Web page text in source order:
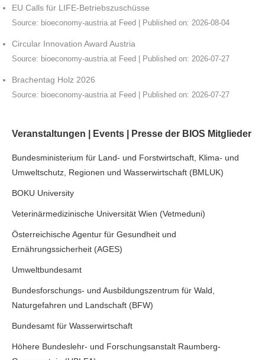
EU Calls für LIFE-Betriebszuschüsse
Source: bioeconomy-austria.at Feed Published on: 2026-08-04
Circular Innovation Award Austria
Source: bioeconomy-austria.at Feed Published on: 2026-07-27
Brachentag Holz 2026
Source: bioeconomy-austria.at Feed Published on: 2026-07-27
Veranstaltungen | Events | Presse der BIOS Mitglieder
Bundesministerium für Land- und Forstwirtschaft, Klima- und
Umweltschutz, Regionen und Wasserwirtschaft (BMLUK)
BOKU University
Veterinärmedizinische Universität Wien (Vetmeduni)
Österreichische Agentur für Gesundheit und
Ernährungssicherheit (AGES)
Umweltbundesamt
Bundesforschungs- und Ausbildungszentrum für Wald,
Naturgefahren und Landschaft (BFW)
Bundesamt für Wasserwirtschaft
Höhere Bundeslehr- und Forschungsanstalt Raumberg-